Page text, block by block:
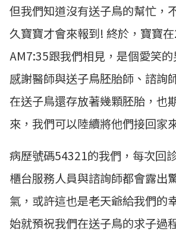
但我們知道沒有送子鳥的幫忙，
久寶寶才會來報到! 終於，寶寶
AM7:35跟我們相見，是個愛笑
感謝醫師與送子鳥胚胎師、諮詢
在送子鳥還存放著幾顆胚胎，也
來，我們可以陸續將他們接回家
病歷號碼54321的我們，每次回
櫃台服務人員與諮詢師都會露出
氣，或許這也是老天爺給我們的
始就預祝我們在送子鳥的求子過